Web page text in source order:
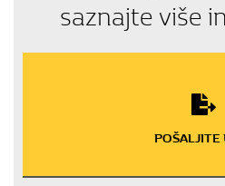
saznajte više
POŠALJITE